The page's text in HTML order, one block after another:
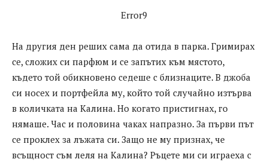
Error9
На другия ден реших сама да отида в парка. Гримирах
се, сложих си парфюм и се запътих към мястото,
където той обикновено седешe с близнаците. В джоба
си носех и портфейла му, който той случайно изтърва
в количката на Калина. Но когато пристигнах, го
нямаше. Час и половина чаках напразно. За първи път
се проклех за лъжата си. Защо не му признах, че
всъщност съм леля на Калина? Ръцете ми си играеха с